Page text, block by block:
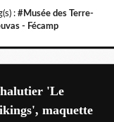
: #Musée des Terre-
- Fécamp
'Le
maquette